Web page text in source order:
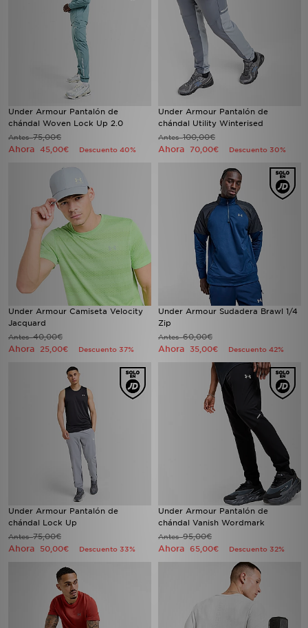
Under Armour Pantalón de
chándal Woven Lock Up 2.0
Antes75,00€
Ahora 45,00€ Descuento 40%
Under Armour Pantalón de
chándal Utility Winterised
Antes100,00€
Ahora 70,00€ Descuento 30%
Under Armour Camiseta Velocity
Jacquard
Antes40,00€
Ahora 25,00€ Descuento 37%
Under Armour Sudadera Brawl 1/4
Zip
Antes60,00€
Ahora 35,00€ Descuento 42%
Under Armour Pantalón de
chándal Lock Up
Antes75,00€
Ahora 50,00€ Descuento 33%
Under Armour Pantalón de
chándal Vanish Wordmark
Antes95,00€
Ahora 65,00€ Descuento 32%